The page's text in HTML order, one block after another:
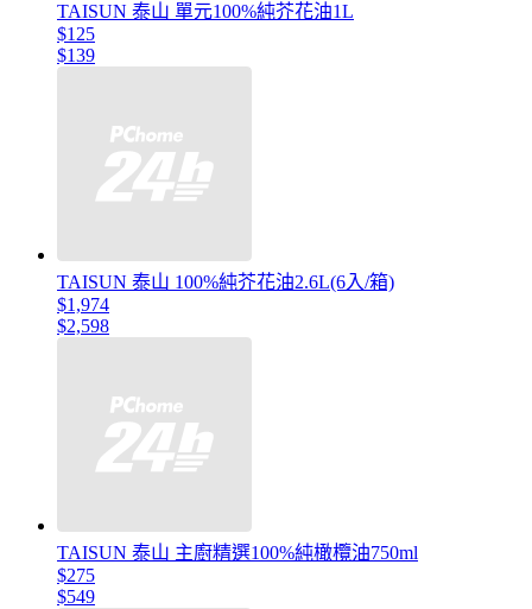
TAISUN 泰山 單元100%純芥花油1L
$125
$139
TAISUN 泰山 100%純芥花油2.6L(6入/箱)
$1,974
$2,598
TAISUN 泰山 主廚精選100%純橄欖油750ml
$275
$549